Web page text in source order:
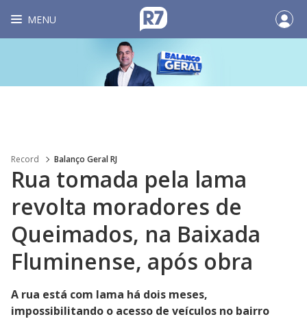
MENU
Record Balanço Geral RJ
Rua tomada pela lama
revolta moradores de
Queimados, na Baixada
Fluminense, após obra
A rua está com lama há dois meses,
impossibilitando o acesso de veículos no bairro